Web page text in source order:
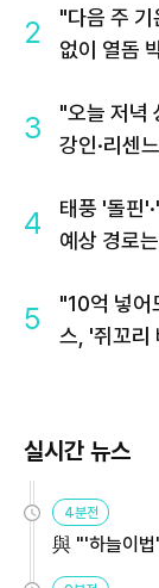
2
"다음 주
없이 열돔
3
"오늘 저녁
강인·리센
4
태풍 '돌핀
예상 경로
5
"10억 넣
스, '쥐꼬리
실시간 뉴스
4분전
與 "'하늘이법